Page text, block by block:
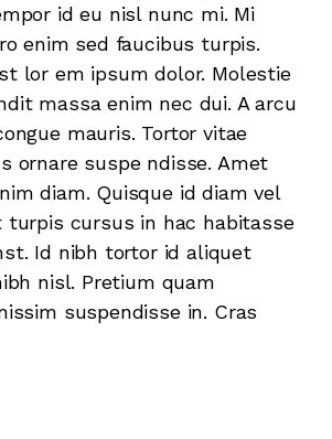
id eu nisl nunc mi. Mi
enim sed faucibus turpis.
lor em ipsum dolor. Molestie
massa enim nec dui. A arcu
mauris. Tortor vitae
ornare suspe ndisse. Amet
diam. Quisque id diam vel
turpis cursus in hac habitasse
Id nibh tortor id aliquet
nisl. Pretium quam
suspendisse in. Cras